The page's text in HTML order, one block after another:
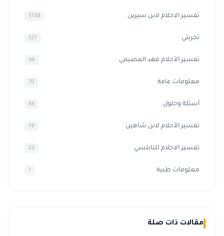
تفسير الاحلام لابن سيرين 5138
تجربتي 521
تفسير الأحلام فهد العصيمي 94
معلومات عامة 70
أسئلة وحلول 66
تفسير الأحلام لابن شاهين 19
تفسير الاحلام للنابلسي 23
معلومات طبية 1
مقالات ذات صلة